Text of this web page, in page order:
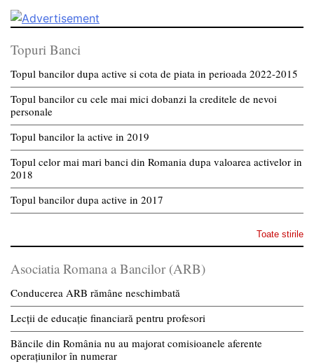
Topuri Banci
Topul bancilor dupa active si cota de piata in perioada 2022-2015
Topul bancilor cu cele mai mici dobanzi la creditele de nevoi
personale
Topul bancilor la active in 2019
Topul celor mai mari banci din Romania dupa valoarea activelor in
2018
Topul bancilor dupa active in 2017
Toate stirile
Asociatia Romana a Bancilor (ARB)
Conducerea ARB rămâne neschimbată
Lecții de educație financiară pentru profesori
Băncile din România nu au majorat comisioanele aferente
operațiunilor în numerar